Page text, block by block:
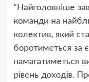
“Найголовніше
команди на
колектив, який
боротиметься за
намагатиметься
рівень доходів.